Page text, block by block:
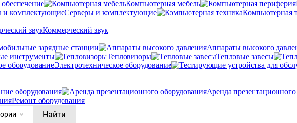
Компьютерная мебель
Серверы и комплектующие
Компьютерная
Коммерческий звук
зарядные станции
Аппараты высокого
инструменты
Тепловизоры Тепловые завесы
Электротехническое оборудование
оборудования
Аренда
Ремонт оборудования
Найти